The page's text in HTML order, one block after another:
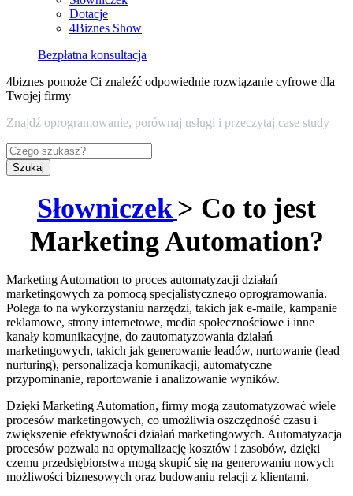
Dotacje
4Biznes Show
Bezpłatna konsultacja
4biznes pomoże Ci znaleźć odpowiednie rozwiązanie cyfrowe dla
Twojej firmy
Znajdź oprogramowanie, porównaj usługi i przeczytaj case study
Szukaj
Słowniczek> Co to jest
Marketing Automation?
Marketing Automation to proces automatyzacji działań
marketingowych za pomocą specjalistycznego oprogramowania.
Polega to na wykorzystaniu narzędzi, takich jak e-maile, kampanie
reklamowe, strony internetowe, media społecznościowe i inne
kanały komunikacyjne, do zautomatyzowania działań
marketingowych, takich jak generowanie leadów, nurtowanie (lead
nurturing), personalizacja komunikacji, automatyczne
przypominanie, raportowanie i analizowanie wyników.
Dzięki Marketing Automation, firmy mogą zautomatyzować wiele
procesów marketingowych, co umożliwia oszczędność czasu i
zwiększenie efektywności działań marketingowych. Automatyzacja
procesów pozwala na optymalizację kosztów i zasobów, dzięki
czemu przedsiębiorstwa mogą skupić się na generowaniu nowych
możliwości biznesowych oraz budowaniu relacji z klientami.